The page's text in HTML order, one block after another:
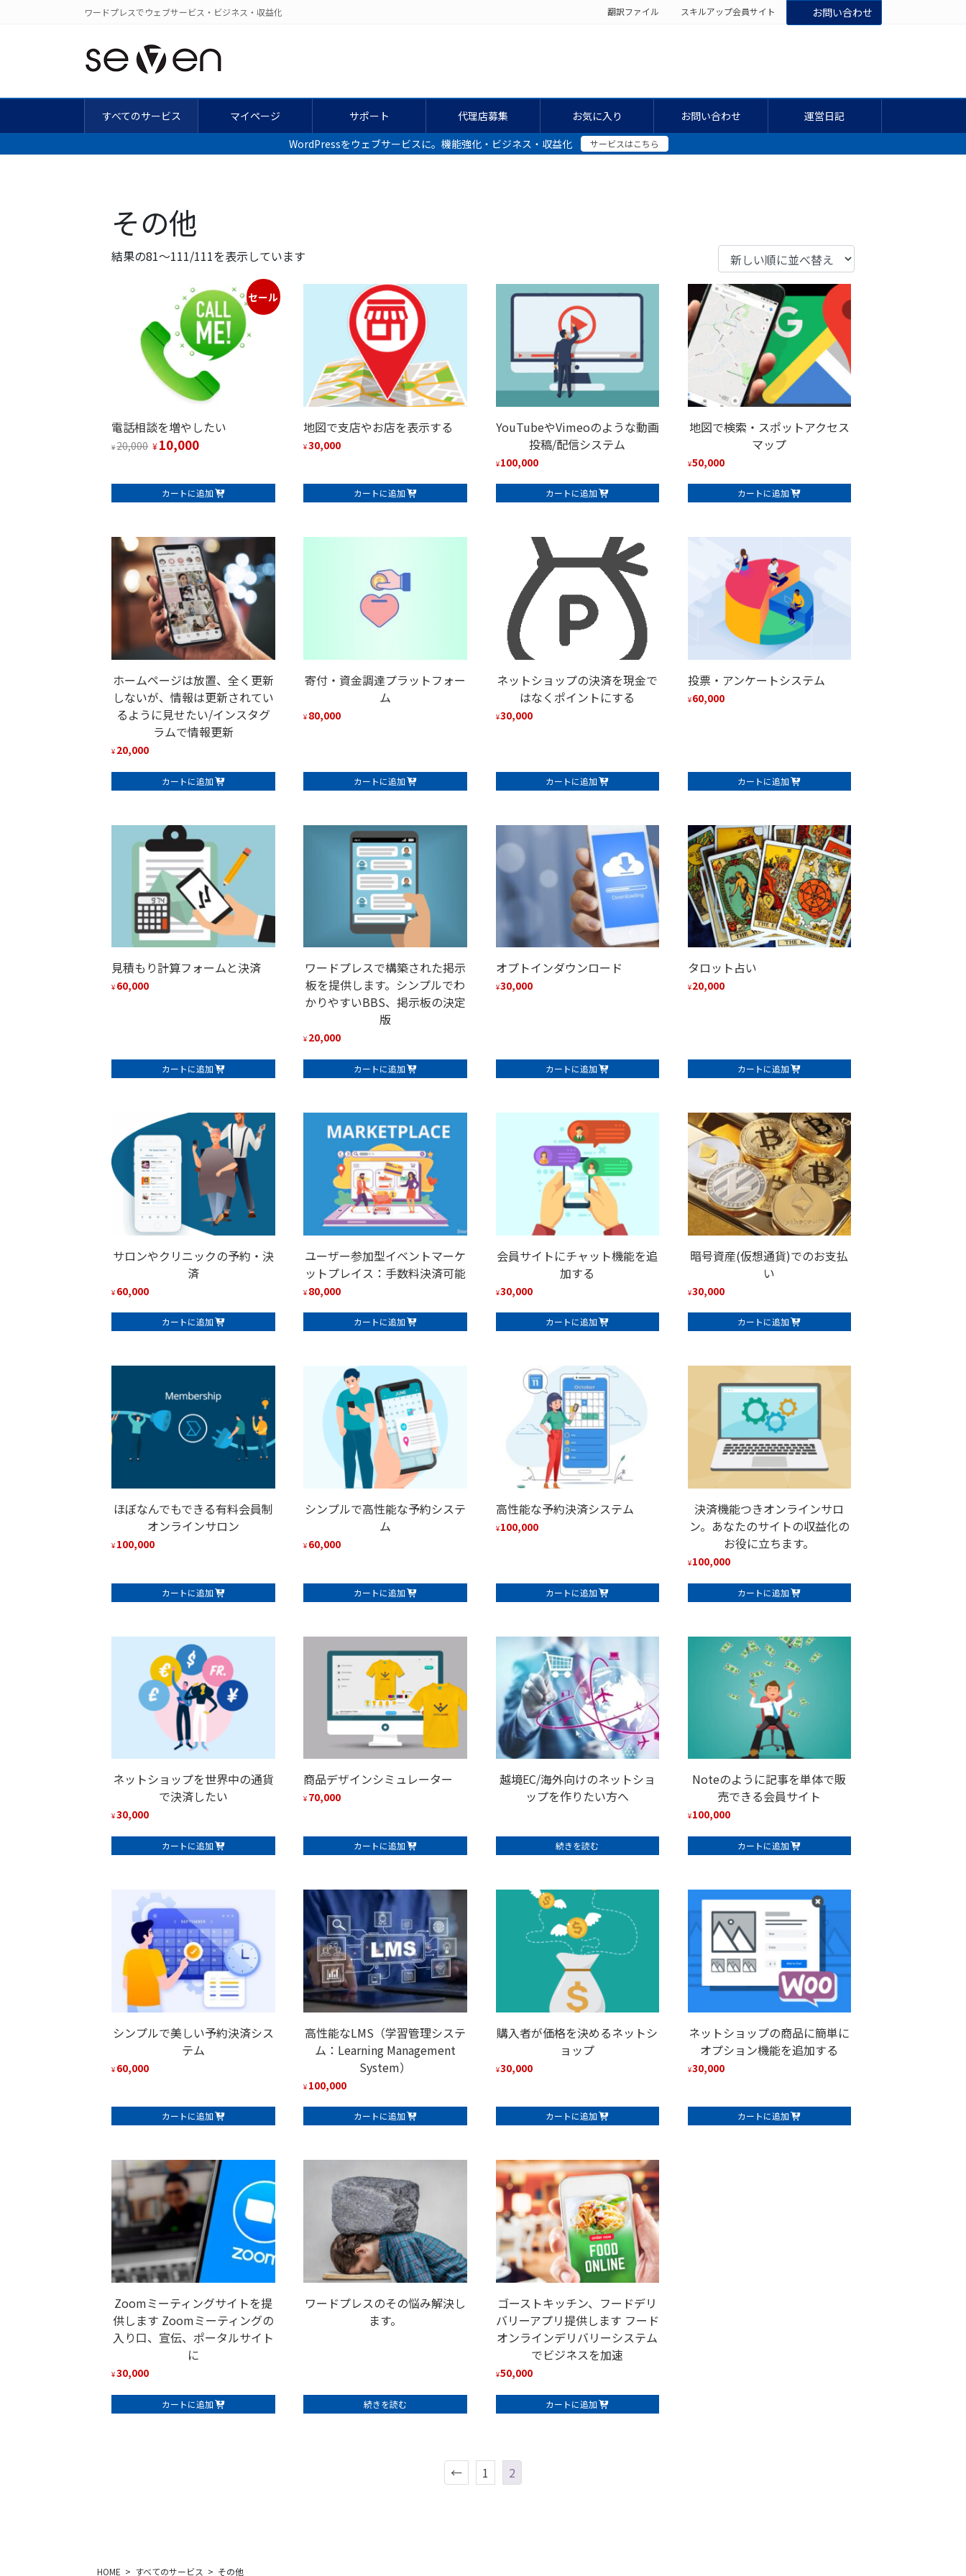
に
動
ョ
に
ワードプレスでウェブサービス・ビジネス・収益化 翻訳ファイル スキルアップ会員サイト お問い合わせ
すべてのサービス マイページ サポート 代理店募集 お気に入り お問い合わせ
運営日記
WordPressをウェブサービスに。機能強化・ビジネス・収益化
サービスはこちら
その他
結果の81～111/111を表示しています
セール
電話相談を増やしたい
¥20,000 元
価
格
¥20,000
で
し
た。
¥10,000現
の
価
は
¥10,000
で
す。
カートに追加
地図で支店やお店を表示する
¥30,000
カートに追加
YouTubeやVimeoのような動画
投稿/配信システム
¥100,000
カートに追加
地図で検索・スポットアクセス
マップ
¥50,000
カートに追加
ホームページは放置、全く更新
しないが、情報は更新されてい
るように見せたい/インスタグ
ラムで情報更新
¥ 20,000
カートに追加
寄付・資金調達プラットフォー
ム
¥ 80,000
カートに追加
ネットショップの決済を現金で
はなくポイントにする
¥30,000
カートに追加
投票・アンケートシステム
¥60,000
カートに追加
見積もり計算フォームと決済
¥ 60,000
カートに追加
ワードプレスで構築された掲示
板を提供します。シンプルでわ
かりやすいBBS、掲示板の決定
版
¥ 20,000
カートに追加
オプトインダウンロード
¥30,000
カートに追加
タロット占い
¥20,000
カートに追加
サロンやクリニックの予約・決
済
¥ 60,000
カートに追加
ユーザー参加型イベントマーケ
ットプレイス：手数料決済可能
¥ 80,000
カートに追加
会員サイトにチャット機能を追
加する
¥30,000
カートに追加
暗号資産(仮想通貨)でのお支払
い
¥30,000
カートに追加
ほぼなんでもできる有料会員制
オンラインサロン
¥ 100,000
カートに追加
シンプルで高性能な予約システ
ム
¥ 60,000
カートに追加
高性能な予約決済システム
¥100,000
カートに追加
決済機能つきオンラインサロ
ン。あなたのサイトの収益化の
お役に立ちます。
¥100,000
カートに追加
ネットショップを世界中の通貨
で決済したい
¥30,000
カートに追加
商品デザインシミュレーター
¥ 70,000
カートに追加
越境EC/海外向けのネットショ
ップを作りたい方へ
続きを読む
Noteのように記事を単体で販
売できる会員サイト
¥100,000
カートに追加
シンプルで美しい予約決済シス
テム
¥ 60,000
カートに追加
高性能なLMS（学習管理システ
ム：Learning Management
System）
¥ 100,000
カートに追加
購入者が価格を決めるネットシ
ョップ
¥30,000
カートに追加
ネットショップの商品に簡単に
オプション機能を追加する
¥30,000
カートに追加
Zoomミーティングサイトを提
供します Zoomミーティングの
入り口、宣伝、ポータルサイト
に
¥30,000
カートに追加
ワードプレスのその悩み解決し
ます。
続きを読む
ゴーストキッチン、フードデリ
バリーアプリ提供します フード
オンラインデリバリーシステム
でビジネスを加速
¥50,000
カートに追加
← 1 2
HOME すべてのサービス その他